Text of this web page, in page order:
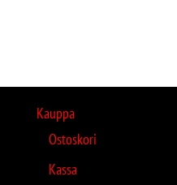
Kauppa
Ostoskori
Kassa